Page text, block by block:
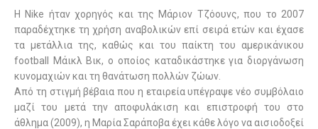
Η Nike ήταν χορηγός και της Μάριον Τζόουνς, που το 2007
παραδέχτηκε τη χρήση αναβολικών επί σειρά ετών και έχασε
τα μετάλλια της, καθώς και του παίκτη του αμερικάνικου
football Μάικλ Βικ, ο οποίος καταδικάστηκε για διοργάνωση
κυνομαχιών και τη θανάτωση πολλών ζώων.
Από τη στιγμή βέβαια που η εταιρεία υπέγραψε νέο συμβόλαιο
μαζί του μετά την αποφυλάκιση και επιστροφή του στο
άθλημα (2009), η Μαρία Σαράποβα έχει κάθε λόγο να αισιοδοξεί